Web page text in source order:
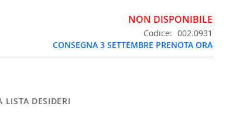
NON DISPONIBILE
Codice
002.0931
CONSEGNA 3 SETTEMBRE PRENOTA ORA
LISTA DESIDERI